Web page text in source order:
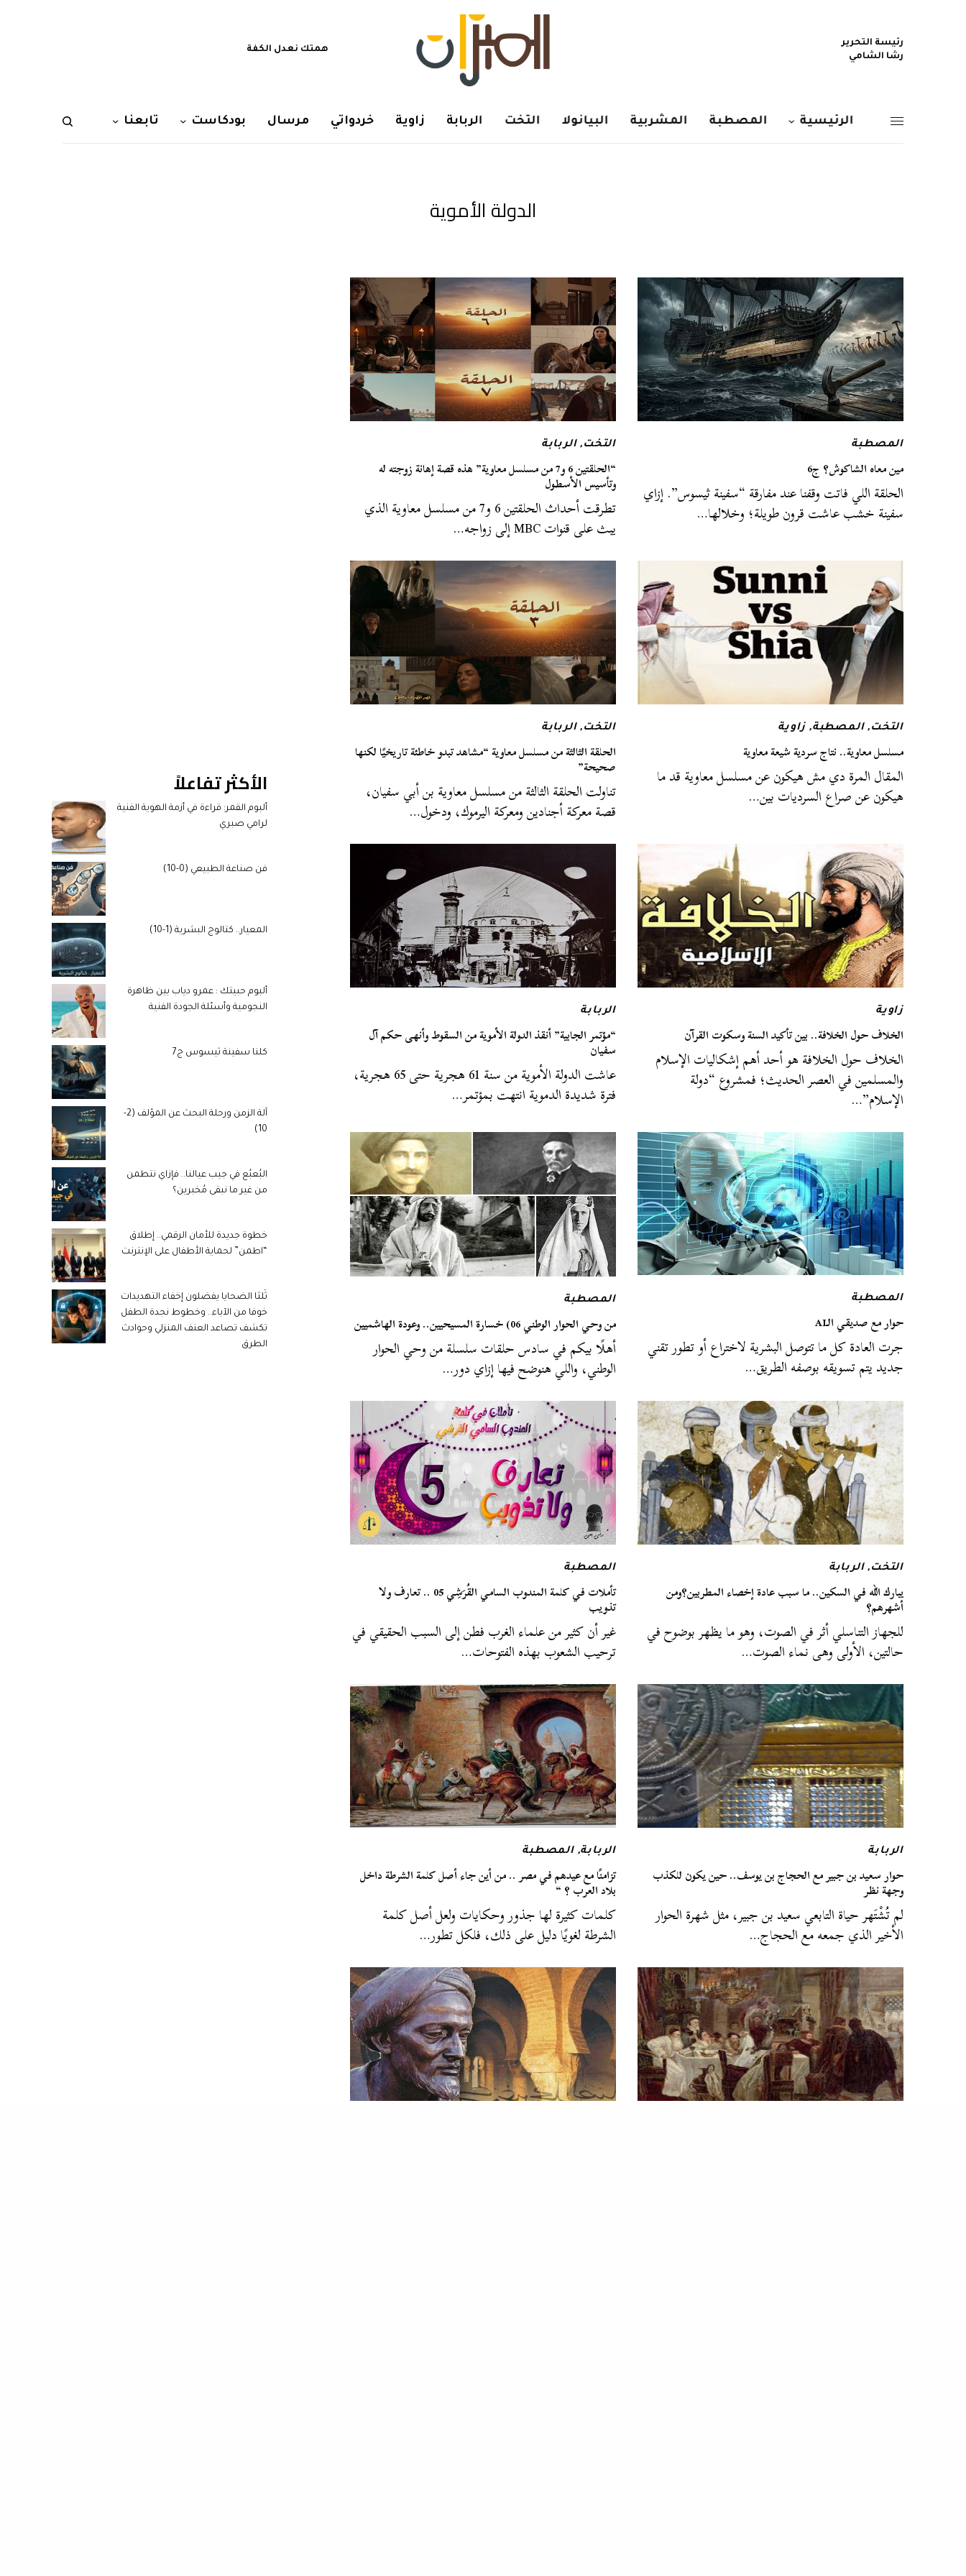
رئيسة التحرير
رشا الشامي
همتك نعدل الكفة
الرئيسية المصطبة المشربية البيانولا التخت الربابة زاوية خردواتي مرسال بودكاست تابعنا
الدولة الأموية
المصطبة
مين معاه الشاكوش؟ ج6
الحلقة اللي فاتت وقفنا عند مفارقة “سفينة ثيسوس”. إزاي
سفينة خشب عاشت قرون طويلة؛ وخلالها…
التخت,الربابة
“الحلقتين 6 و7 من مسلسل معاوية” هذه قصة إهانة زوجته له
وتأسيس الأسطول
تطرقت أحداث الحلقتين 6 و7 من مسلسل معاوية الذي
يبث على قنوات MBC إلى زواجه…
التخت,المصطبة, زاوية
مسلسل معاوية.. نتاج سردية شيعة معاوية
المقال المرة دي مش هيكون عن مسلسل معاوية قد ما
هيكون عن صراع السرديات بين…
التخت,الربابة
الحلقة الثالثة من مسلسل معاوية “مشاهد تبدو خاطئة تاريخيًا لكنها
صحيحة”
تناولت الحلقة الثالثة من مسلسل معاوية بن أبي سفيان،
قصة معركة أجنادين ومعركة اليرموك، ودخول…
زاوية
الخلاف حول الخلافة.. بين تأكيد السنة وسكوت القرآن
الخلاف حول الخلافة هو أحد أهم إشكاليات الإسلام
والمسلمين في العصر الحديث؛ فمشروع “دولة
الإسلام”…
الربابة
“مؤتمر الجابية” أنقذ الدولة الأموية من السقوط وأنهى حكم آل
سفيان
عاشت الدولة الأموية من سنة 61 هجرية حتى 65 هجرية،
فترة شديدة الدموية انتهت بمؤتمر…
المصطبة
حوار مع صديقي الـAI
جرت العادة كل ما تتوصل البشرية لاختراع أو تطور تقني
جديد يتم تسويقه بوصفه الطريق…
المصطبة
من وحي الحوار الوطني 06) خسارة المسيحيين.. وعودة الهاشميين
أهلًا بيكم في سادس حلقات سلسلة من وحي الحوار
الوطني، واللي هنوضح فيها إزاي دور…
التخت,الربابة
يبارك الله في السكين.. ما سبب عادة إخصاء المطربين؟ومن
أشهرهم؟
للجهاز التناسلي أثر في الصوت، وهو ما يظهر بوضوح في
حالتين، الأولى وهى نماء الصوت…
المصطبة
تأملات في كلمة المندوب السامي القُرَشِي 05 .. تعارف ولا
تذويب
غير أن كثير من علماء الغرب فطن إلى السبب الحقيقي في
ترحيب الشعوب بهذه الفتوحات…
الربابة
حوار سعيد بن جبير مع الحجاج بن يوسف.. حين يكون للكذب
وجهة نظر
لم تُشْتَهر حياة التابعي سعيد بن جبير، مثل شهرة الحوار
الأخير الذي جمعه مع الحجاج…
الربابة,المصطبة
تزامنًا مع عيدهم في مصر .. من أين جاء أصل كلمة الشرطة داخل
بلاد العرب ؟ “
كلمات كثيرة لها جذور وحكايات ولعل أصل كلمة
الشرطة لغويًا دليل على ذلك، فلكل تطور…
الأكثر تفاعلاً
ألبوم القمر: قراءة في أزمة الهوية الفنية
لرامي صبري
فن صناعة الطبيعي (0-10)
المعيار.. كتالوج البشرية (1-10)
ألبوم حبيتك : عمرو دياب بين ظاهرة
النجومية وأسئلة الجودة الفنية
كلنا سفينة ثيسوس ج7
آلة الزمن ورحلة البحث عن المؤلف (2-
10)
البُعبُع في جيب عيالنا.. فإزاي نتطمن
من غير ما نبقى مُخبرين؟
خطوة جديدة للأمان الرقمي.. إطلاق
“اطمن” لحماية الأطفال على الإنترنت
ثُلثا الضحايا يفضلون إخفاء التهديدات
خوفا من الآباء.. وخطوط نجدة الطفل
تكشف تصاعد العنف المنزلي وحوادث
الطرق